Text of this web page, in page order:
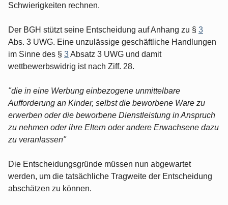
Schwierigkeiten rechnen.
Der BGH stützt seine Entscheidung auf Anhang zu § 3
Abs. 3 UWG. Eine unzulässige geschäftliche Handlungen
im Sinne des § 3Absatz 3 UWG und damit
wettbewerbswidrig ist nach Ziff. 28.
"die in eine Werbung einbezogene unmittelbare
Aufforderung an Kinder, selbst die beworbene Ware zu
erwerben oder die beworbene Dienstleistung in Anspruch
zu nehmen oder ihre Eltern oder andere Erwachsene dazu
zu veranlassen"
Die Entscheidungsgründe müssen nun abgewartet
werden, um die tatsächliche Tragweite der Entscheidung
abschätzen zu können.